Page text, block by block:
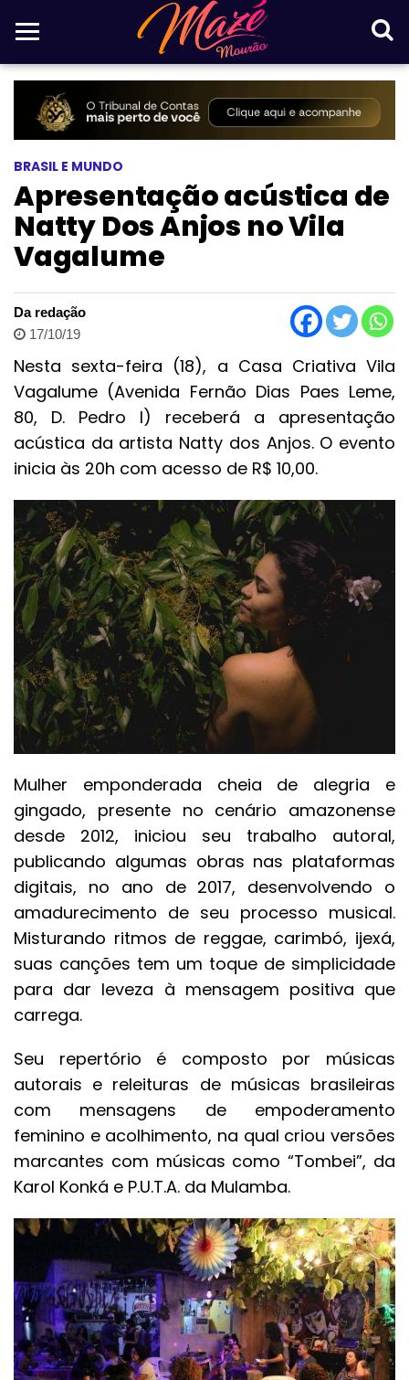
BRASIL E MUNDO
Apresentação acústica de
Natty Dos Anjos no Vila
Vagalume
Da redação
17/10/19
Nesta sexta-feira (18), a Casa Criativa Vila
Vagalume (Avenida Fernão Dias Paes Leme,
80, D. Pedro I) receberá a apresentação
acústica da artista Natty dos Anjos. O evento
inicia às 20h com acesso de R$ 10,00.
Mulher emponderada cheia de alegria e
gingado, presente no cenário amazonense
desde 2012, iniciou seu trabalho autoral,
publicando algumas obras nas plataformas
digitais, no ano de 2017, desenvolvendo o
amadurecimento de seu processo musical.
Misturando ritmos de reggae, carimbó, ijexá,
suas canções tem um toque de simplicidade
para dar leveza à mensagem positiva que
carrega.
Seu repertório é composto por músicas
autorais e releituras de músicas brasileiras
com mensagens de empoderamento
feminino e acolhimento, na qual criou versões
marcantes com músicas como “Tombei”, da
Karol Konká e P.U.T.A. da Mulamba.